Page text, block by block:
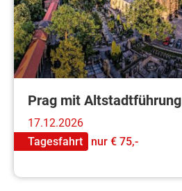
Prag mit Altstadtführung
17.12.2026
Tagesfahrt
nur € 75,-